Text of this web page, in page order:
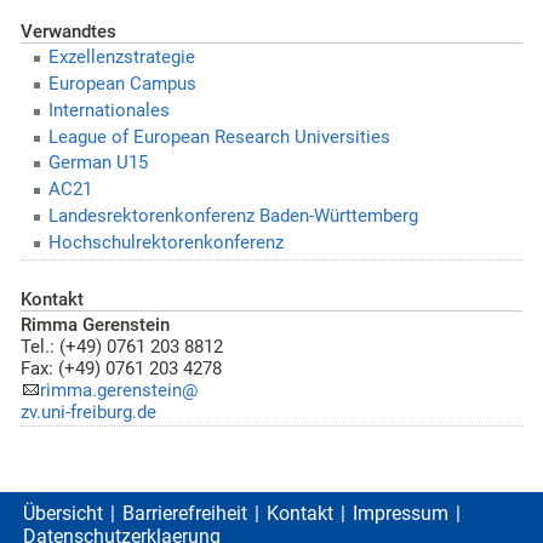
Verwandtes
Exzellenzstrategie
European Campus
Internationales
League of European Research Universities
German U15
AC21
Landesrektorenkonferenz Baden-Württemberg
Hochschulrektorenkonferenz
Kontakt
Rimma Gerenstein
Tel.: (+49) 0761 203 8812
Fax: (+49) 0761 203 4278
rimma.gerenstein@
zv.uni-freiburg.de
Übersicht Barrierefreiheit Kontakt
Impressum
Datenschutzerklaerung